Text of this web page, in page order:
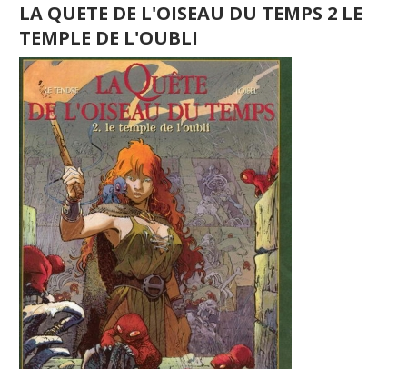
LA QUETE DE L'OISEAU DU TEMPS 2 LE
TEMPLE DE L'OUBLI